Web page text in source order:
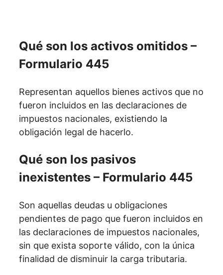
Qué son los activos omitidos –
Formulario 445
Representan aquellos bienes activos que no
fueron incluidos en las declaraciones de
impuestos nacionales, existiendo la
obligación legal de hacerlo.
Qué son los pasivos
inexistentes – Formulario 445
Son aquellas deudas u obligaciones
pendientes de pago que fueron incluidos en
las declaraciones de impuestos nacionales,
sin que exista soporte válido, con la única
finalidad de disminuir la carga tributaria.